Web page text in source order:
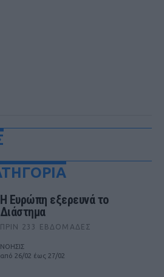
Η Ευρώπη εξερευνά το
Διάστημα
ΠΡΙΝ 233 ΕΒΔΟΜΆΔΕΣ
ΝΟΗΣΙΣ
από 26/02 έως 27/02